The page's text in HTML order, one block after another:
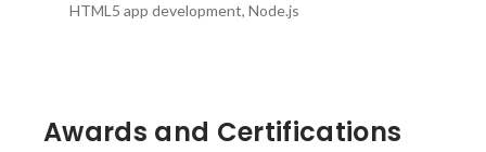
HTML5 app development, Node.js
Awards and Certifications